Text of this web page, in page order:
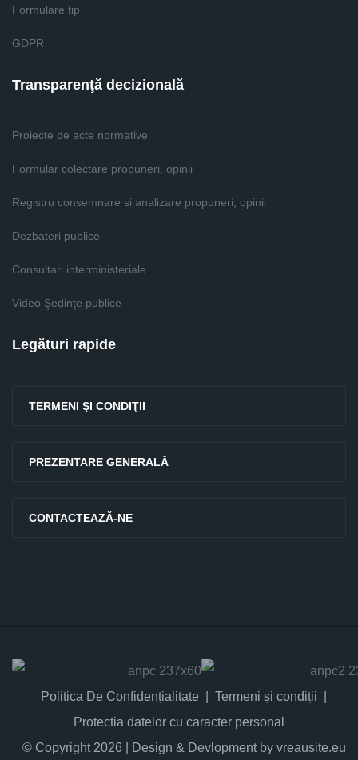
Formulare tip
GDPR
Transparenţă decizională
Proiecte de acte normative
Formular colectare propuneri, opinii
Registru consemnare si analizare propuneri, opinii
Dezbateri publice
Consultari interministeriale
Video Şedinţe publice
Legături rapide
TERMENI ŞI CONDIŢII
PREZENTARE GENERALĂ
CONTACTEAZĂ-NE
Politica De Confidențialitate
Termeni și condiții
Protectia datelor cu caracter personal
© Copyright 2026 | Design & Devlopment by vreausite.eu